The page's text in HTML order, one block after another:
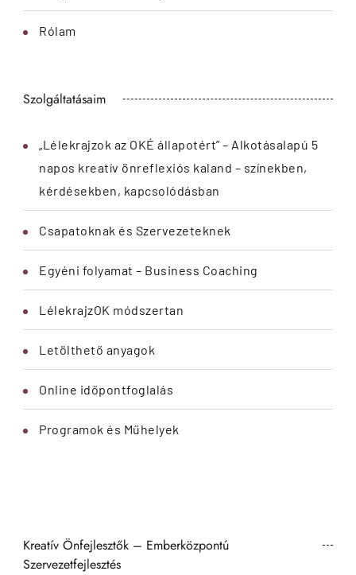
Rólam
Szolgáltatásaim
„Lélekrajzok az OKÉ állapotért” – Alkotásalapú 5
napos kreatív önreflexiós kaland – színekben,
kérdésekben, kapcsolódásban
Csapatoknak és Szervezeteknek
Egyéni folyamat – Business Coaching
LélekrajzOK módszertan
Letölthető anyagok
Online időpontfoglalás
Programok és Műhelyek
Kreatív Önfejlesztők – Emberközpontú
Szervezetfejlesztés